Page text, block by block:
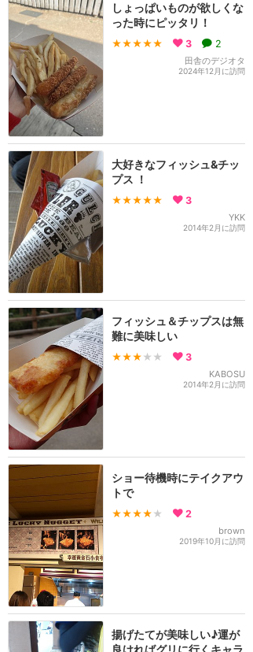
しょっぱいものが欲しくな
った時にピッタリ！
★★★★★ 3 2
田舎のデジオタ
2024年12月に訪問
大好きなフィッシュ&チッ
プス ！
★★★★★ 3
YKK
2014年2月に訪問
フィッシュ＆チップスは無
難に美味しい
★★★ ★★ 3
KABOSU
2014年2月に訪問
ショー待機時にテイクアウ
トで
★★★★ ★ 2
brown
2019年10月に訪問
揚げたてが美味しい♪運が
良ければグリに行くキャラ